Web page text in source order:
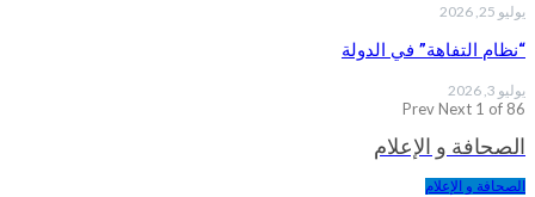
يوليو 25, 2026
“نظام التفاهة” في الدولة
يوليو 3, 2026
PrevNext 1 of 86
الصحافة و الإعلام
الصحافة و الإعلام